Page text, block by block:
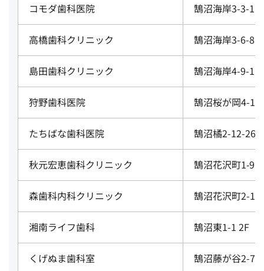
コモダ歯科医院 鵠沼海岸3-3-1
高橋歯科クリニック 鵠沼海岸3-6-8
島田歯科クリニック 鵠沼海岸4-9-1
狩野歯科医院 鵠沼桜が岡4-
たちばな歯科医院 鵠沼橘2-12-26
秋元宏恵歯科クリニック 鵠沼花沢町1‐9
森歯科内科クリニック 鵠沼花沢町2-15
湘南ライフ歯科 鵠沼東1-1 2F
くげぬま歯科室 鵠沼藤が谷2-7-